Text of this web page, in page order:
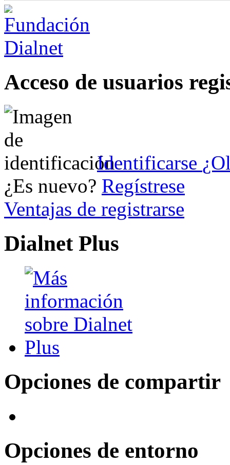
Acceso de usuarios
Identificarse
¿Es nuevo? Regístrese
Ventajas de registrarse
Dialnet Plus
Opciones de compartir
Opciones de entorno